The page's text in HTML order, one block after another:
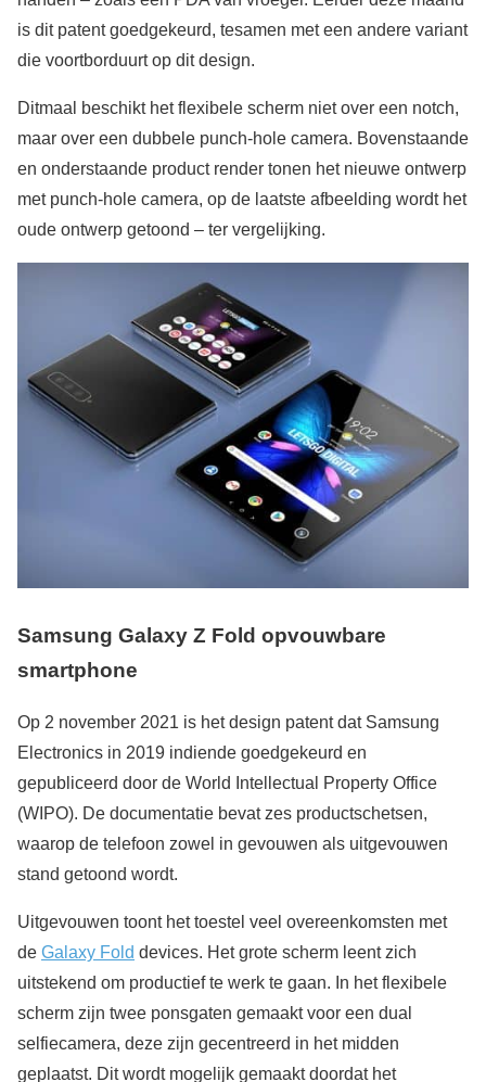
is dit patent goedgekeurd, tesamen met een andere variant
die voortborduurt op dit design.
Ditmaal beschikt het flexibele scherm niet over een notch,
maar over een dubbele punch-hole camera. Bovenstaande
en onderstaande product render tonen het nieuwe ontwerp
met punch-hole camera, op de laatste afbeelding wordt het
oude ontwerp getoond – ter vergelijking.
Samsung Galaxy Z Fold opvouwbare
smartphone
Op 2 november 2021 is het design patent dat Samsung
Electronics in 2019 indiende goedgekeurd en
gepubliceerd door de World Intellectual Property Office
(WIPO). De documentatie bevat zes productschetsen,
waarop de telefoon zowel in gevouwen als uitgevouwen
stand getoond wordt.
Uitgevouwen toont het toestel veel overeenkomsten met
de Galaxy Fold devices. Het grote scherm leent zich
uitstekend om productief te werk te gaan. In het flexibele
scherm zijn twee ponsgaten gemaakt voor een dual
selfiecamera, deze zijn gecentreerd in het midden
geplaatst. Dit wordt mogelijk gemaakt doordat het